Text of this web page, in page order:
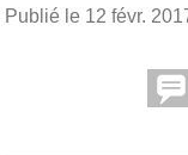
Publié le 12 févr.